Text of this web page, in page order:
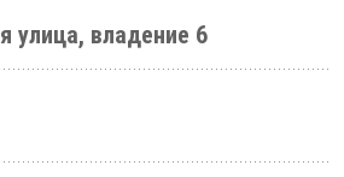
улица, владение 6